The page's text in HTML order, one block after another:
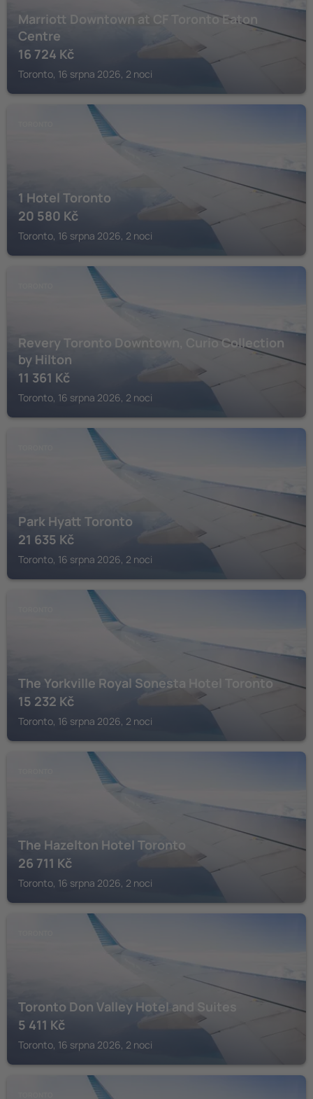
Marriott Downtown at CF Toronto Eaton
Centre
16 724 Kč
Toronto, 16 srpna 2026, 2 noci
1 Hotel Toronto
20 580 Kč
Toronto, 16 srpna 2026, 2 noci
Revery Toronto Downtown, Curio Collection
by Hilton
11 361 Kč
Toronto, 16 srpna 2026, 2 noci
Park Hyatt Toronto
21 635 Kč
Toronto, 16 srpna 2026, 2 noci
The Yorkville Royal Sonesta Hotel Toronto
15 232 Kč
Toronto, 16 srpna 2026, 2 noci
The Hazelton Hotel Toronto
26 711 Kč
Toronto, 16 srpna 2026, 2 noci
Toronto Don Valley Hotel and Suites
5 411 Kč
Toronto, 16 srpna 2026, 2 noci